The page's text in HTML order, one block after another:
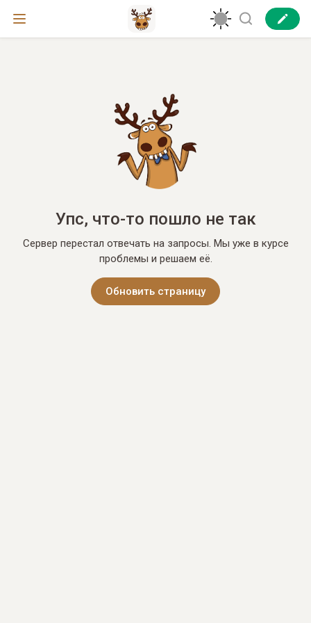
Упс, что-то пошло не так
Сервер перестал отвечать на запросы. Мы уже в курсе
проблемы и решаем её.
Обновить страницу